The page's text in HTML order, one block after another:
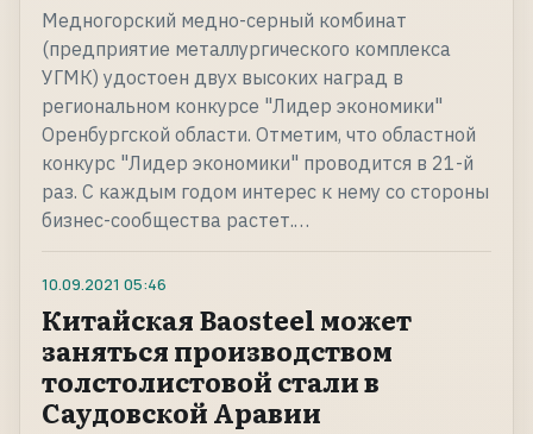
Медногорский медно-серный комбинат
(предприятие металлургического комплекса
УГМК) удостоен двух высоких наград в
региональном конкурсе "Лидер экономики"
Оренбургской области. Отметим, что областной
конкурс "Лидер экономики" проводится в 21-й
раз. С каждым годом интерес к нему со стороны
бизнес-сообщества растет.…
10.09.2021 05:46
Китайская Baosteel может
заняться производством
толстолистовой стали в
Саудовской Аравии